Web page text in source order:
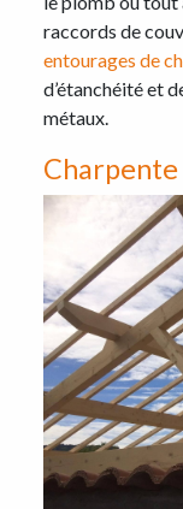
raccords de
entourages de
d’étanchéité et
métaux.